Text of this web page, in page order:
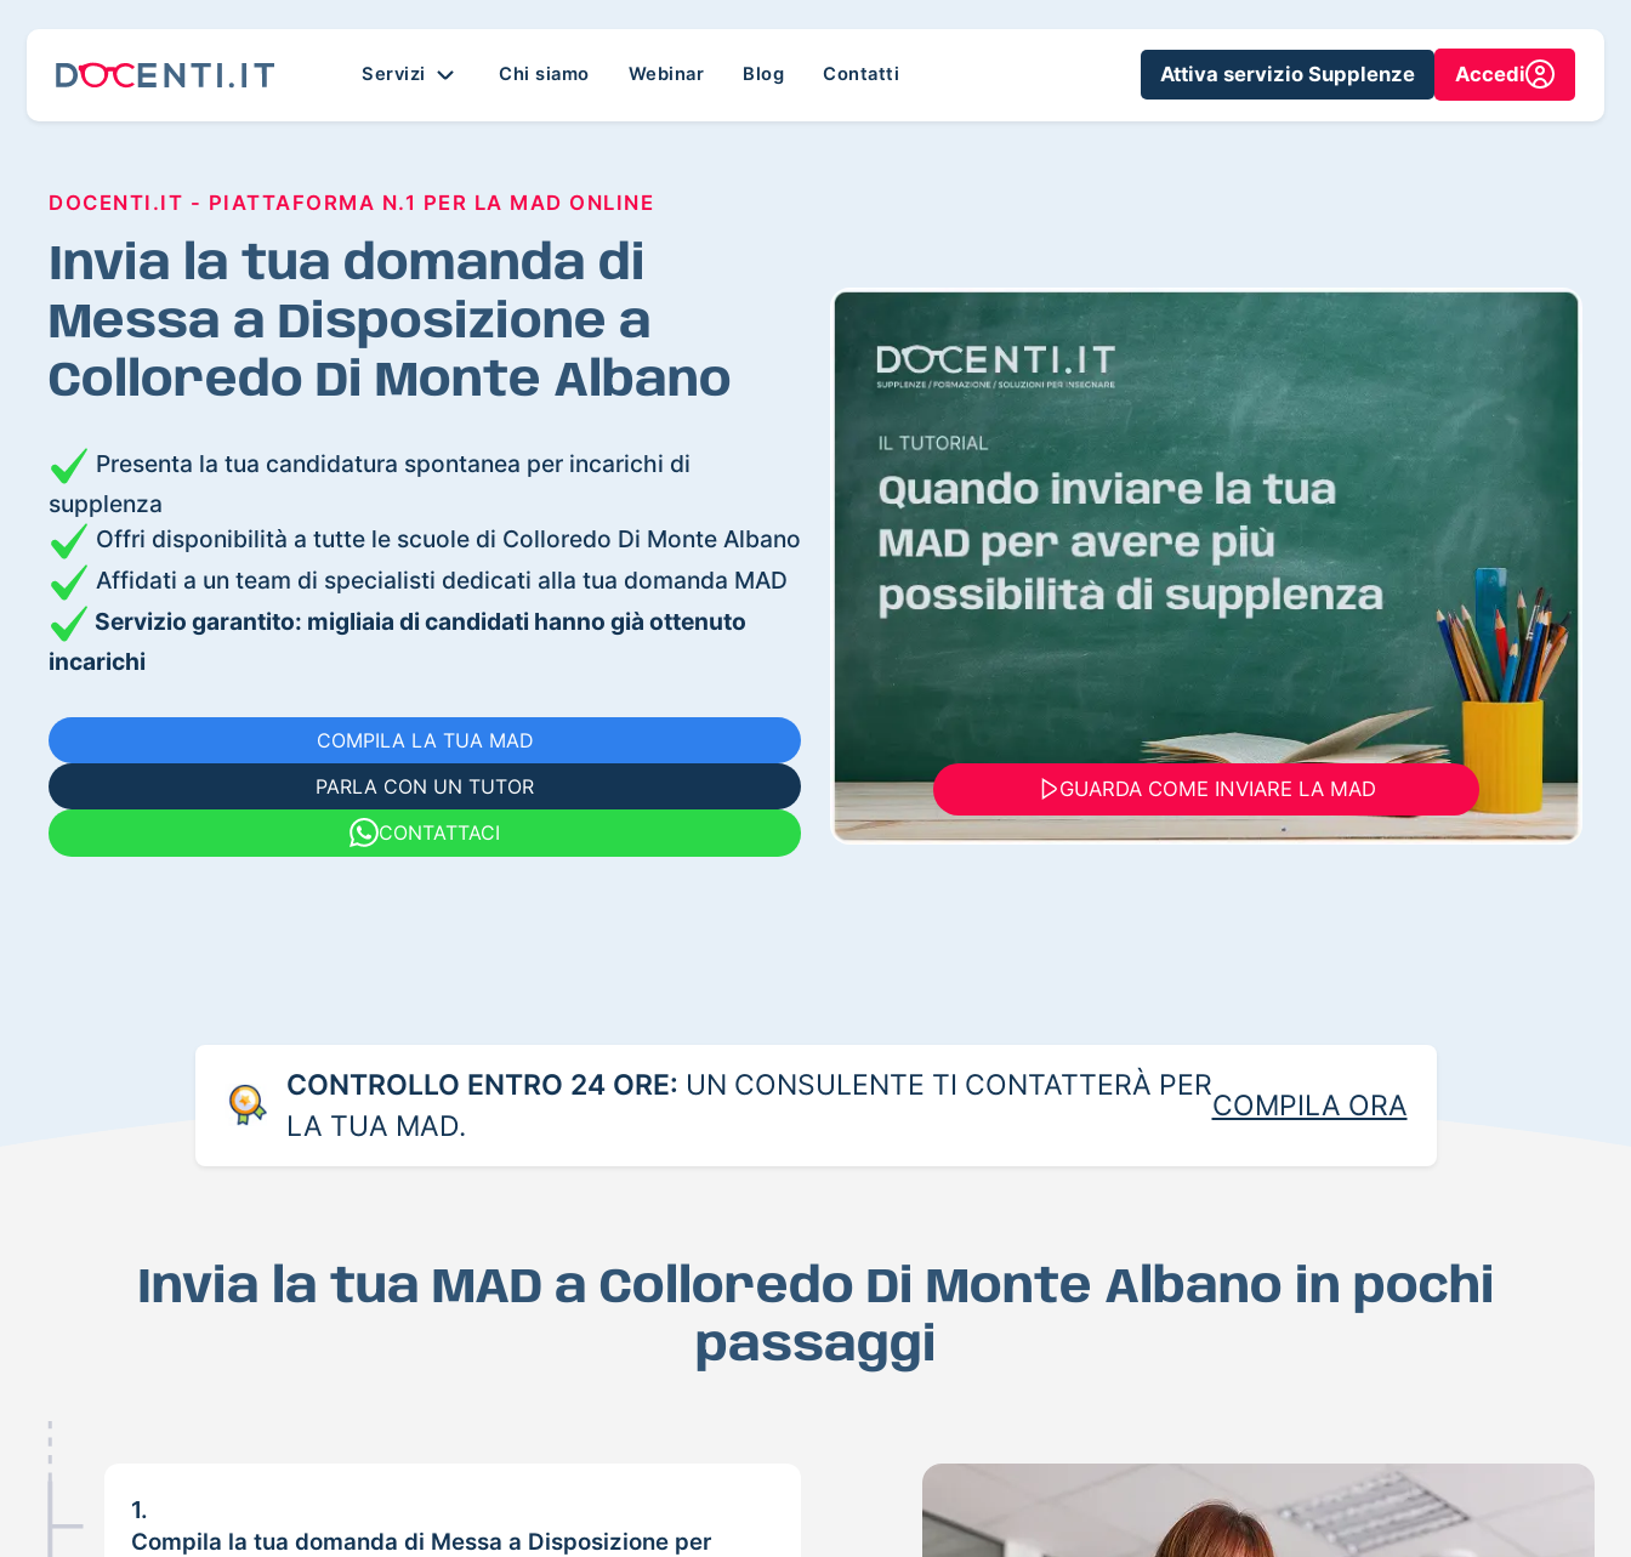
Servizi Chi siamo Webinar Blog Contatti Attiva servizio Supplenze Accedi
DOCENTI.IT - PIATTAFORMA N.1 PER LA MAD ONLINE
Invia la tua domanda di
Messa a Disposizione a
Colloredo Di Monte Albano
Presenta la tua candidatura spontanea per incarichi di
supplenza
Offri disponibilità a tutte le scuole di Colloredo Di Monte Albano
Affidati a un team di specialisti dedicati alla tua domanda MAD
Servizio garantito: migliaia di candidati hanno già ottenuto
incarichi
COMPILA LA TUA MAD
PARLA CON UN TUTOR
CONTATTACI
GUARDA COME INVIARE LA MAD
CONTROLLO ENTRO 24 ORE: UN CONSULENTE TI CONTATTERÀ PER
LA TUA MAD.
COMPILA ORA
Invia la tua MAD a Colloredo Di Monte Albano in pochi
passaggi
1.
Compila la tua domanda di Messa a Disposizione per